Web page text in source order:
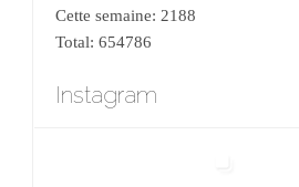
Cette semaine: 2188
Total: 654786
Instagram